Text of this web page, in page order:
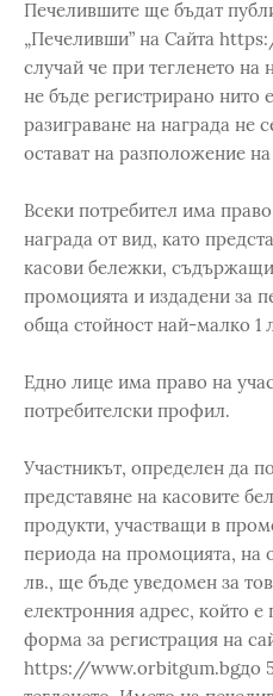
Печелившите ще бъдат
„Печеливши” на Сайта
случай че при тегленето на
не бъде регистрирано нито
разиграване на награда не
остават на разположение
Всеки потребител има
награда от вид, като
касови бележки,
промоцията и издадени за
обща стойност най-малко 1
Едно лице има право на
потребителски профил.
Участникът, определен да
представяне на касовите
продукти, участващи в
периода на промоцията, на
лв., ще бъде уведомен за
електронния адрес, който е
форма за регистрация на
https://www.orbitgum.bgдо